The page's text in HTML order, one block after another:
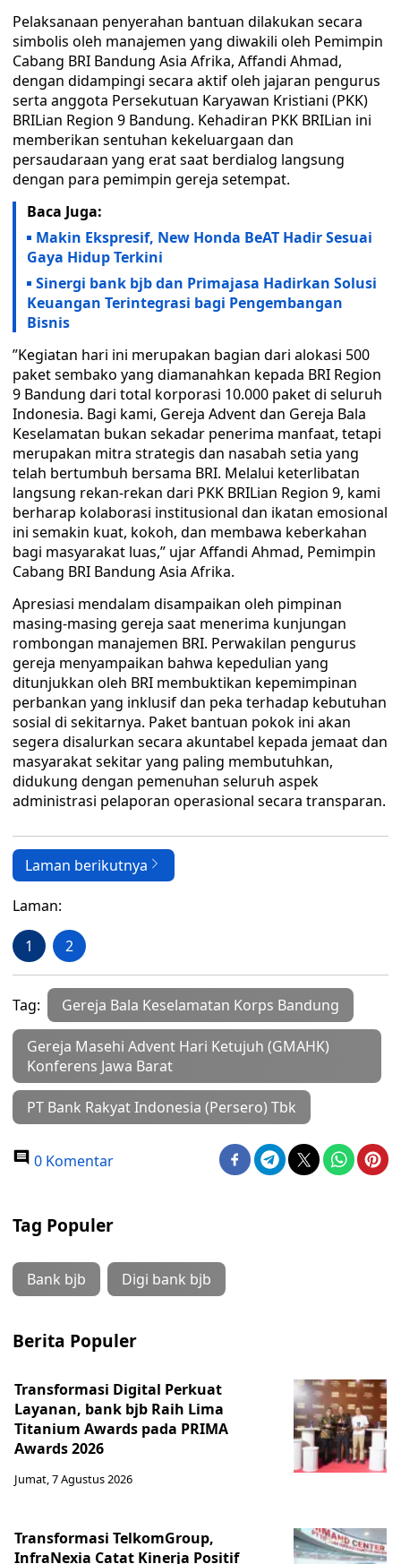
​Pelaksanaan penyerahan bantuan dilakukan secara
simbolis oleh manajemen yang diwakili oleh Pemimpin
Cabang BRI Bandung Asia Afrika, Affandi Ahmad,
dengan didampingi secara aktif oleh jajaran pengurus
serta anggota Persekutuan Karyawan Kristiani (PKK)
BRILian Region 9 Bandung. Kehadiran PKK BRILian ini
memberikan sentuhan kekeluargaan dan
persaudaraan yang erat saat berdialog langsung
dengan para pemimpin gereja setempat.
Baca Juga:
Makin Ekspresif, New Honda BeAT Hadir Sesuai
Gaya Hidup Terkini
Sinergi bank bjb dan Primajasa Hadirkan Solusi
Keuangan Terintegrasi bagi Pengembangan
Bisnis
​”Kegiatan hari ini merupakan bagian dari alokasi 500
paket sembako yang diamanahkan kepada BRI Region
9 Bandung dari total korporasi 10.000 paket di seluruh
Indonesia. Bagi kami, Gereja Advent dan Gereja Bala
Keselamatan bukan sekadar penerima manfaat, tetapi
merupakan mitra strategis dan nasabah setia yang
telah bertumbuh bersama BRI. Melalui keterlibatan
langsung rekan-rekan dari PKK BRILian Region 9, kami
berharap kolaborasi institusional dan ikatan emosional
ini semakin kuat, kokoh, dan membawa keberkahan
bagi masyarakat luas,” ujar Affandi Ahmad, Pemimpin
Cabang BRI Bandung Asia Afrika.
​Apresiasi mendalam disampaikan oleh pimpinan
masing-masing gereja saat menerima kunjungan
rombongan manajemen BRI. Perwakilan pengurus
gereja menyampaikan bahwa kepedulian yang
ditunjukkan oleh BRI membuktikan kepemimpinan
perbankan yang inklusif dan peka terhadap kebutuhan
sosial di sekitarnya. Paket bantuan pokok ini akan
segera disalurkan secara akuntabel kepada jemaat dan
masyarakat sekitar yang paling membutuhkan,
didukung dengan pemenuhan seluruh aspek
administrasi pelaporan operasional secara transparan.
Laman berikutnya
Laman:
1 2
Tag: Gereja Bala Keselamatan Korps Bandung
Gereja Masehi Advent Hari Ketujuh (GMAHK)
Konferens Jawa Barat
PT Bank Rakyat Indonesia (Persero) Tbk
0 Komentar
Tag Populer
Bank bjb Digi bank bjb
Berita Populer
Transformasi Digital Perkuat
Layanan, bank bjb Raih Lima
Titanium Awards pada PRIMA
Awards 2026
Jumat, 7 Agustus 2026
Transformasi TelkomGroup,
InfraNexia Catat Kinerja Positif